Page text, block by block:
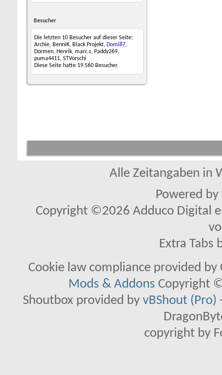
Besucher
Die letzten 10 Besucher auf dieser Seite:
Archie, BenniK, Black Projekt, Domi87,
Dormen, Henrik, marc.s, Paddy269,
puma4411, STVorschi
Diese Seite hatte 19.560 Besucher.
Alle Zeitangaben in
Powered by
Copyright ©2026 Adduco Digital
Extra Tabs
Cookie law compliance provided by
Mods & Addons Copyright
Shoutbox provided by vBShout (Pro)
copyright by